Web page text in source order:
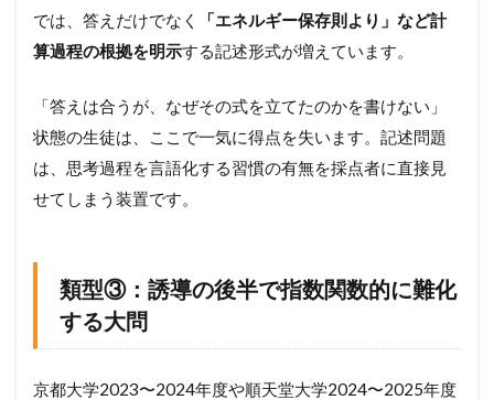
では、答えだけでなく
「エネルギー保存則より」など計
算過程の根拠を明示する記述形式が増えています。
「答えは合うが、なぜその式を立てたのかを書けない」
状態の生徒は、ここで一気に得点を失います。記述問題
は、思考過程を言語化する習慣の有無を採点者に直接見
せてしまう装置です。
類型③：誘導の後半で指数関数的に難化
する大問
京都大学2023〜2024年度や順天堂大学2024〜2025年度